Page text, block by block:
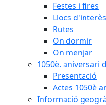
Festes i fires
Llocs d'interès
Rutes
On dormir
On menjar
1050è. aniversari
Presentació
Actes 1050è
Informació